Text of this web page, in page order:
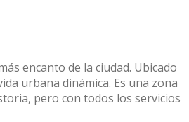
encanto de la ciudad. Ubicado
urbana dinámica. Es una zona
pero con todos los servicios